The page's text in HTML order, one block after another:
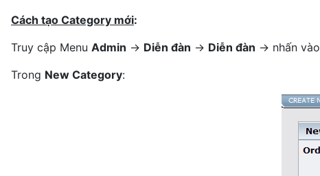
Cách tạo Category mới:
Truy cập Menu Admin -> Diễn đàn -> Diễn đàn -> nhấn vào
Trong New Category: